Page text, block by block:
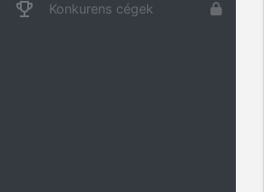
Konkurens cégek